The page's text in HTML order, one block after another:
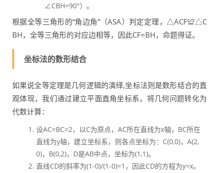
∠CBH=90°）。
根据全等三角形的“角边角”（ASA）判定定理，△ACF≌△C
BH，全等三角形的对应边相等，因此CF=BH，命题得证。
坐标法的数形结合
如果说全等定理是几何逻辑的演绎,坐标法则是数形结合的直
观体现，我们通过建立平面直角坐标系，将几何问题转化为
代数计算：
设AC=BC=2，以C为原点，AC所在直线为x轴，BC所在
直线为y轴，建立坐标系，则各点坐标为：C(0,0)，A(2,
0)，B(0,2)，D是AB中点，坐标为(1,1)。
直线CD的斜率为(1-0)/(1-0)=1，因此CD的方程为y=x。